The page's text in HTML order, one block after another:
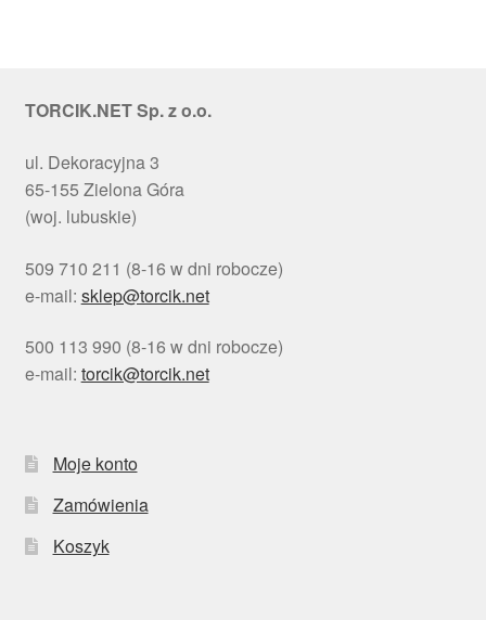
TORCIK.NET Sp. z o.o.
ul. Dekoracyjna 3
65-155 Zielona Góra
(woj. lubuskie)
509 710 211 (8-16 w dni robocze)
e-mail: sklep@torcik.net
500 113 990 (8-16 w dni robocze)
e-mail: torcik@torcik.net
Moje konto
Zamówienia
Koszyk